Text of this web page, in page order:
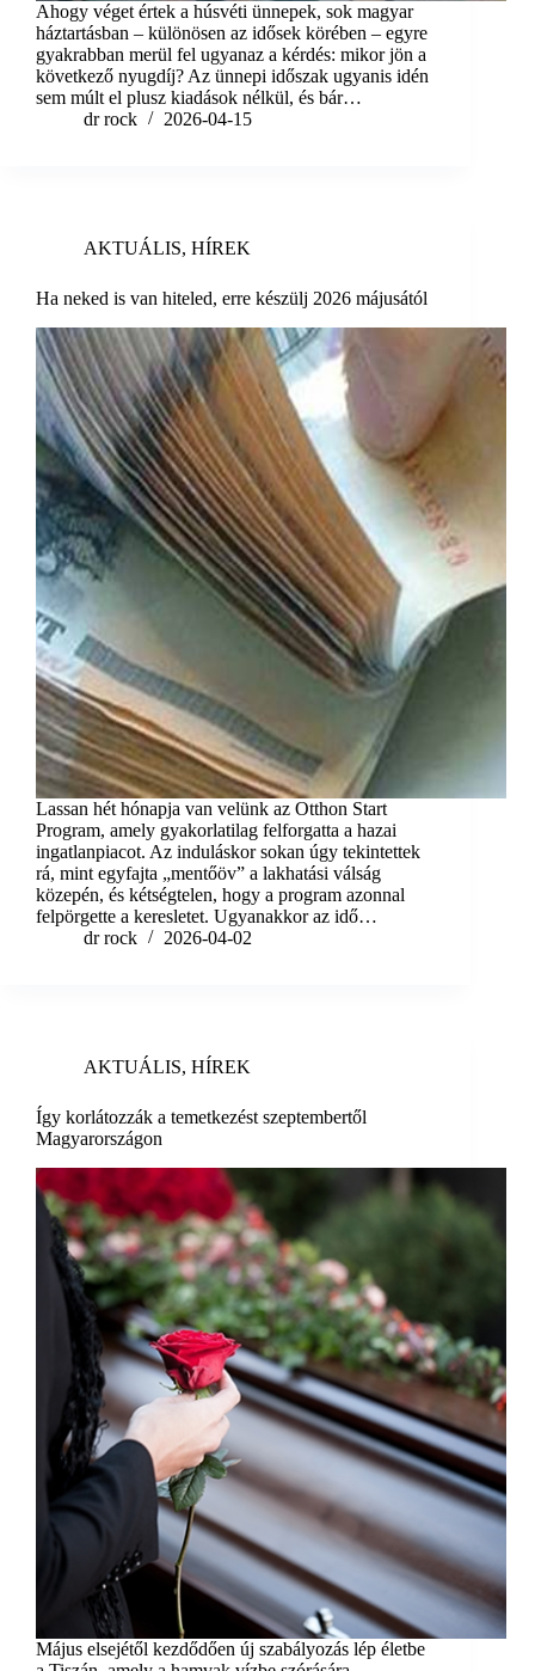
Ahogy véget értek a húsvéti ünnepek, sok magyar
háztartásban – különösen az idősek körében – egyre
gyakrabban merül fel ugyanaz a kérdés: mikor jön a
következő nyugdíj? Az ünnepi időszak ugyanis idén
sem múlt el plusz kiadások nélkül, és bár…
dr rock
2026-04-15
AKTUÁLIS, HÍREK
Ha neked is van hiteled, erre készülj 2026 májusától
Lassan hét hónapja van velünk az Otthon Start
Program, amely gyakorlatilag felforgatta a hazai
ingatlanpiacot. Az induláskor sokan úgy tekintettek
rá, mint egyfajta „mentőöv” a lakhatási válság
közepén, és kétségtelen, hogy a program azonnal
felpörgette a keresletet. Ugyanakkor az idő…
dr rock
2026-04-02
AKTUÁLIS, HÍREK
Így korlátozzák a temetkezést szeptembertől
Magyarországon
Május elsejétől kezdődően új szabályozás lép életbe